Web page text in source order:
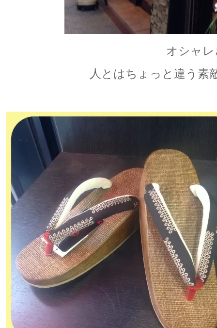
オシャ
人とはちょっと違う